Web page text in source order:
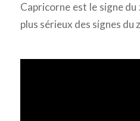
Capricorne est le signe
plus sérieux des signes du